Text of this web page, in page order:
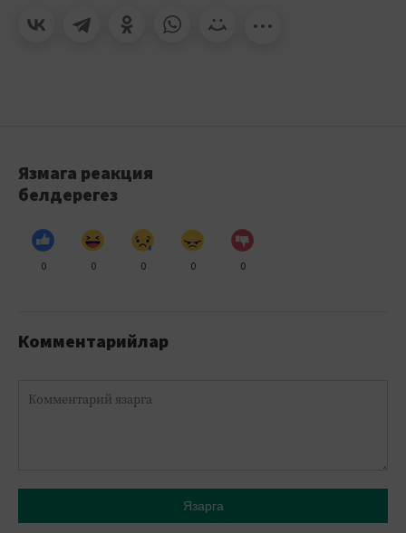
Язмага реакция
белдерегез
0 0 0 0 0
Комментарийлар
Язарга